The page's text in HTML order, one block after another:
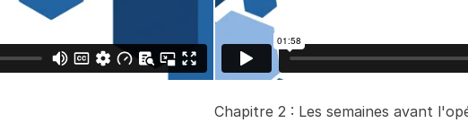
Chapitre 2 : Les semaines avant